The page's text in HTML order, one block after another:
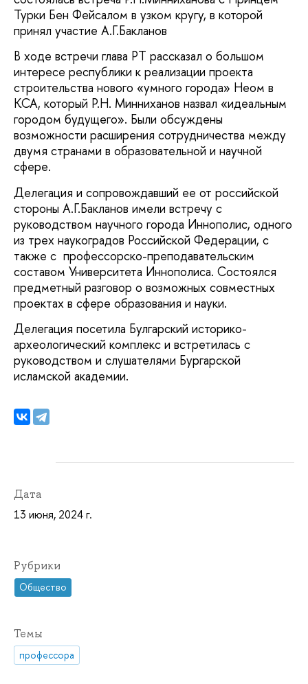
Турки Бен Фейсалом в узком кругу, в которой
принял участие А.Г.Бакланов
В ходе встречи глава РТ рассказал о большом
интересе республики к реализации проекта
строительства нового «умного города» Неом в
КСА, который Р.Н. Минниханов назвал «идеальным
городом будущего». Были обсуждены
возможности расширения сотрудничества между
двумя странами в образовательной и научной
сфере.
Делегация и сопровождавший ее от российской
стороны А.Г.Бакланов имели встречу с
руководством научного города Иннополис, одного
из трех наукоградов Российской Федерации, с
также с профессорско-преподавательским
составом Университета Иннополиса. Состоялся
предметный разговор о возможных совместных
проектах в сфере образования и науки.
Делегация посетила Булгарский историко-
археологический комплекс и встретилась с
руководством и слушателями Бургарской
исламской академии.
Дата
13 июня, 2024 г.
Рубрики
Общество
Темы
профессора